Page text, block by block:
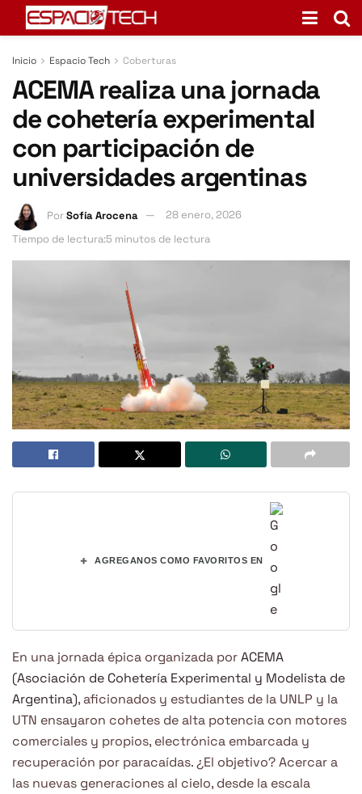
Inicio Espacio Tech Coberturas
ACEMA realiza una jornada
de cohetería experimental
con participación de
universidades argentinas
PorSofía Arocena
28 enero, 2026
Tiempo de lectura:5 minutos de lectura
+ AGREGANOS COMO FAVORITOS EN
En una jornada épica organizada porACEMA
(Asociación de Cohetería Experimental y Modelista de
Argentina), aficionados y estudiantes de la UNLP y la
UTN ensayaron cohetes de alta potencia con motores
comerciales y propios, electrónica embarcada y
recuperación por paracaídas. ¿El objetivo? Acercar a
las nuevas generaciones al cielo, desde la escala